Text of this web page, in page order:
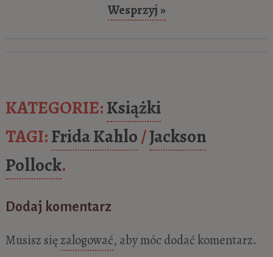
Wesprzyj »
KATEGORIE:Książki
TAGI:Frida Kahlo/Jackson
Pollock.
Dodaj komentarz
Musisz sięzalogować, aby móc dodać komentarz.